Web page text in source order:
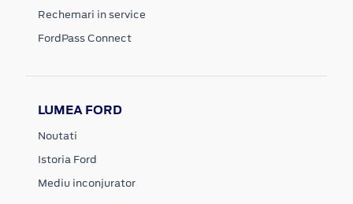
Rechemari in service
FordPass Connect
LUMEA FORD
Noutati
Istoria Ford
Mediu inconjurator